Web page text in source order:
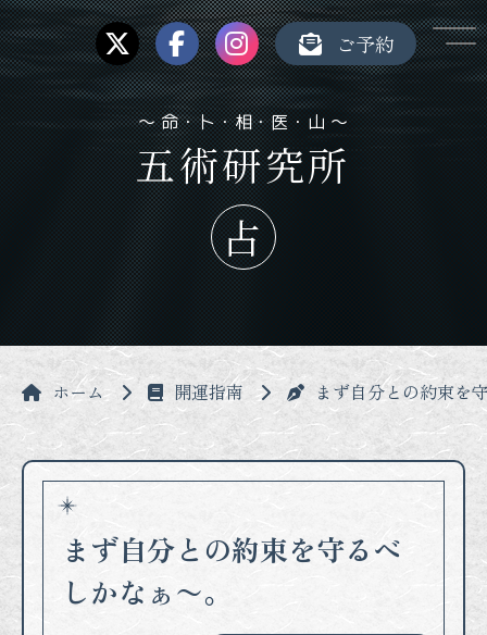
五術研究所
ご予約
ホーム 開運指南 まず自分との約束を
まず自分との約束を守るべ
しかなぁ〜。